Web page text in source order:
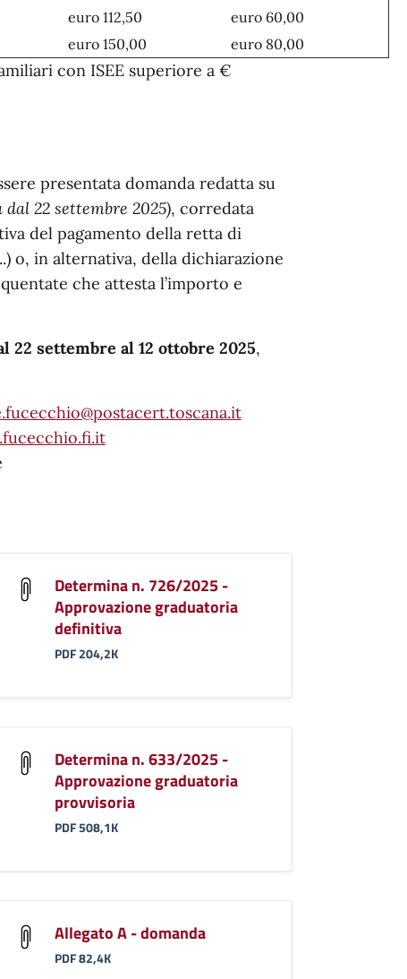
euro 112,50
euro 60,00
euro 150,00 euro 80,00
con ISEE superiore a €
presentata domanda redatta su
22 settembre 2025), corredata
del pagamento della retta di
o, in alternativa, della dichiarazione
che attesta l’importo e
22 settembre al 12 ottobre 2025,
Determina n. 726/2025 -
Approvazione graduatoria
definitiva
PDF 204,2K
Determina n. 633/2025 -
Approvazione graduatoria
provvisoria
PDF 508,1K
Allegato A - domanda
PDF 82,4K